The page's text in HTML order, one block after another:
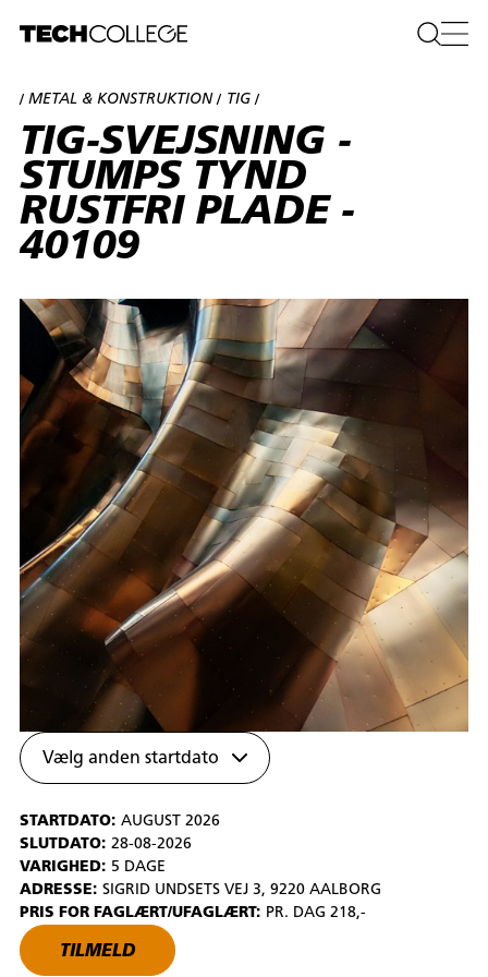
Vælg anden startdato
STARTDATO: AUGUST 2026
SLUTDATO: 28-08-2026
VARIGHED: 5 DAGE
ADRESSE: SIGRID UNDSETS VEJ 3, 9220 AALBORG
PRIS FOR FAGLÆRT/UFAGLÆRT: PR. DAG 218,-
TILMELD
/METAL & KONSTRUKTION / TIG /
TIG-SVEJSNING -
STUMPS TYND
RUSTFRI PLADE -
40109